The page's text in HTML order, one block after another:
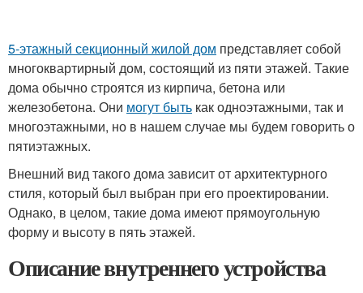
5-этажный секционный жилой дом представляет собой
многоквартирный дом, состоящий из пяти этажей. Такие
дома обычно строятся из кирпича, бетона или
железобетона. Они могут быть как одноэтажными, так и
многоэтажными, но в нашем случае мы будем говорить о
пятиэтажных.
Внешний вид такого дома зависит от архитектурного
стиля, который был выбран при его проектировании.
Однако, в целом, такие дома имеют прямоугольную
форму и высоту в пять этажей.
Описание внутреннего устройства